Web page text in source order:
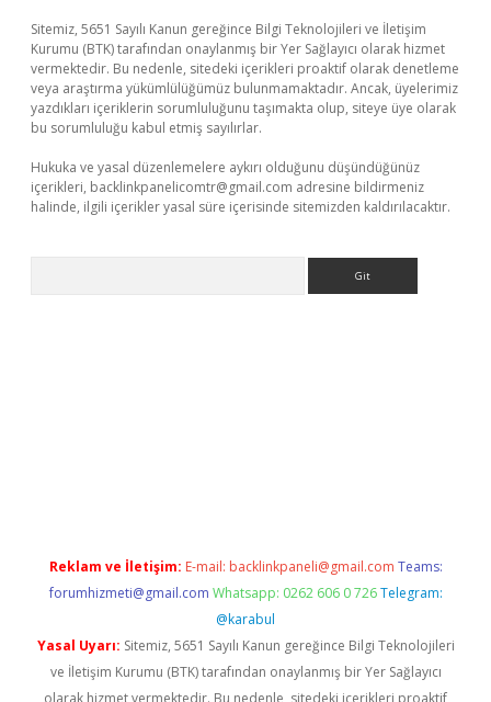
Sitemiz, 5651 Sayılı Kanun gereğince Bilgi Teknolojileri ve İletişim
Kurumu (BTK) tarafından onaylanmış bir Yer Sağlayıcı olarak hizmet
vermektedir. Bu nedenle, sitedeki içerikleri proaktif olarak denetleme
veya araştırma yükümlülüğümüz bulunmamaktadır. Ancak, üyelerimiz
yazdıkları içeriklerin sorumluluğunu taşımakta olup, siteye üye olarak
bu sorumluluğu kabul etmiş sayılırlar.
Hukuka ve yasal düzenlemelere aykırı olduğunu düşündüğünüz
içerikleri, backlinkpanelicomtr@gmail.com adresine bildirmeniz
halinde, ilgili içerikler yasal süre içerisinde sitemizden kaldırılacaktır.
Reklam ve İletişim: E-mail: backlinkpaneli@gmail.com Teams:
forumhizmeti@gmail.com Whatsapp: 0262 606 0 726 Telegram:
@karabul
Yasal Uyarı: Sitemiz, 5651 Sayılı Kanun gereğince Bilgi Teknolojileri
ve İletişim Kurumu (BTK) tarafından onaylanmış bir Yer Sağlayıcı
olarak hizmet vermektedir. Bu nedenle, sitedeki içerikleri proaktif